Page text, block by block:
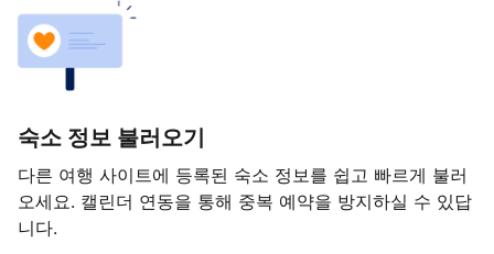
숙소 정보 불러오기
다른 여행 사이트에 등록된 숙소 정보를 쉽고 빠르게 불러
오세요. 캘린더 연동을 통해 중복 예약을 방지하실 수 있답
니다.